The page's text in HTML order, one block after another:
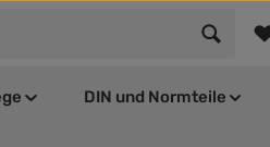
DIN und Normteile